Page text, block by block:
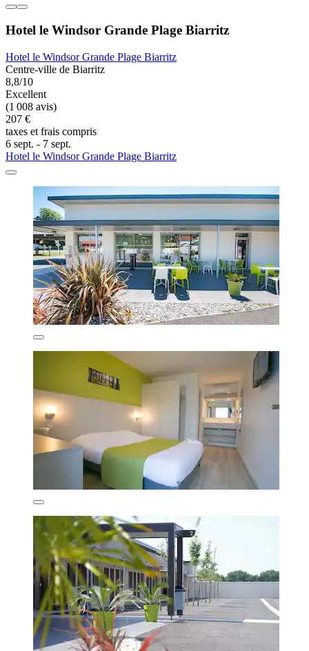
Hotel le Windsor Grande Plage Biarritz
Hotel le Windsor Grande Plage Biarritz
Centre-ville de Biarritz
8,8/10
Excellent
(1 008 avis)
207 €
taxes et frais compris
6 sept. - 7 sept.
Hotel le Windsor Grande Plage Biarritz